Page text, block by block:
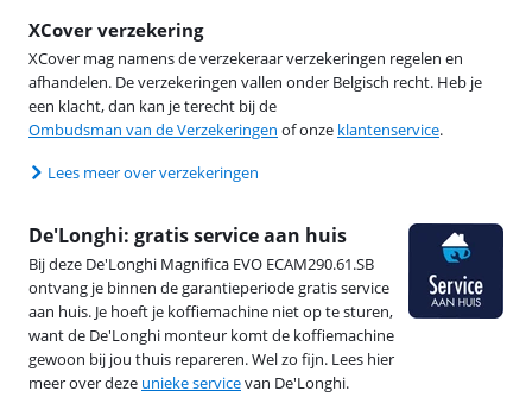
XCover verzekering
XCover mag namens de verzekeraar verzekeringen regelen en
afhandelen. De verzekeringen vallen onder Belgisch recht. Heb je
een klacht, dan kan je terecht bij de
Ombudsman van de Verzekeringen of onze klantenservice.
Lees meer over verzekeringen
De'Longhi: gratis service aan huis
Bij deze De'Longhi Magnifica EVO ECAM290.61.SB
ontvang je binnen de garantieperiode gratis service
aan huis. Je hoeft je koffiemachine niet op te sturen,
want de De'Longhi monteur komt de koffiemachine
gewoon bij jou thuis repareren. Wel zo fijn. Lees hier
meer over deze unieke servicevan De'Longhi.